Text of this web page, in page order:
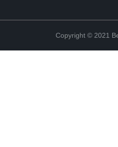
Copyright © 2021